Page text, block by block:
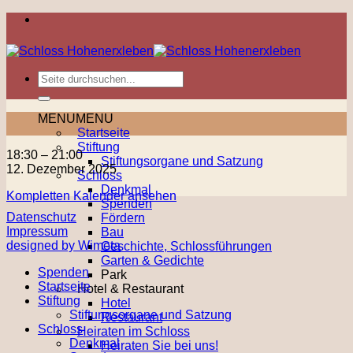
Zum
springen
MENUMENU
Startseite
Stiftung
Stiftungsorgane und Satzung
Schloss
Denkmal
Spenden
Fördern
Bau
Geschichte, Schlossführungen
Garten & Gedichte
Park
Hotel & Restaurant
Hotel
Restaurant
Heiraten im Schloss
Heiraten Sie bei uns!
Kunst
&
Kulinarisches
18:30 – 21:00
12. Dezember 2025
Kompletten Kalender ansehen
Datenschutz
Impressum
designed by Wimeta
Spenden
Startseite
Stiftung
Stiftungsorgane und Satzung
Schloss
Denkmal